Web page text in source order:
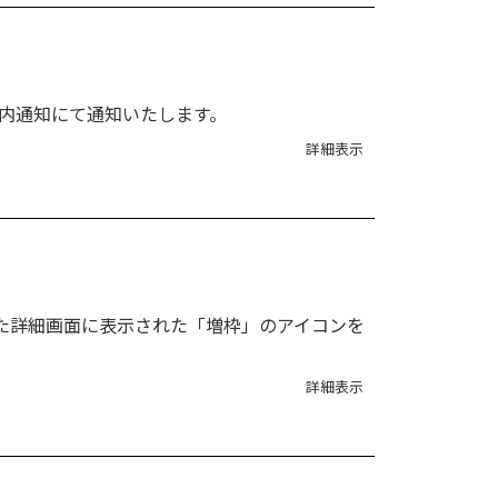
知にて通知いたします。
詳細表示
細画面に表示された「増枠」のアイコンを
詳細表示